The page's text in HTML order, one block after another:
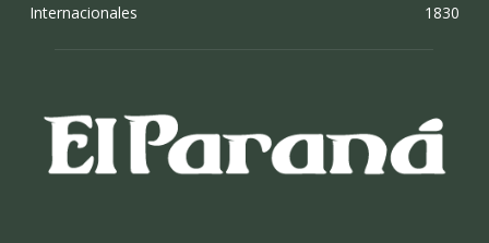
Internacionales
1830